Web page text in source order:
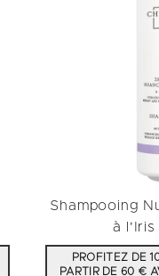
Shampooing
à l'Iris
PROFITEZ DE
PARTIR DE 60 €